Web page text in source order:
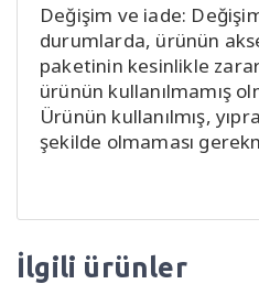
Değişim ve iade:
durumlarda, ürünün
paketinin kesinlikle
ürünün kullanılmamış
Ürünün kullanılmış,
şekilde olmaması
İlgili ürünler